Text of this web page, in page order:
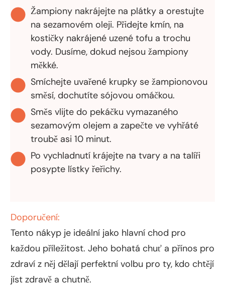
Žampiony nakrájejte na plátky a orestujte
na sezamovém oleji. Přidejte kmín, na
kostičky nakrájené uzené tofu a trochu
vody. Dusíme, dokud nejsou žampiony
měkké.
Smíchejte uvařené krupky se žampionovou
směsí, dochutíte sójovou omáčkou.
Směs vlijte do pekáčku vymazaného
sezamovým olejem a zapečte ve vyhřáté
troubě asi 10 minut.
Po vychladnutí krájejte na tvary a na talíři
posypte lístky řeřichy.
Doporučení:
Tento nákyp je ideální jako hlavní chod pro
každou příležitost. Jeho bohatá chuť a přínos pro
zdraví z něj dělají perfektní volbu pro ty, kdo chtějí
jíst zdravě a chutně.